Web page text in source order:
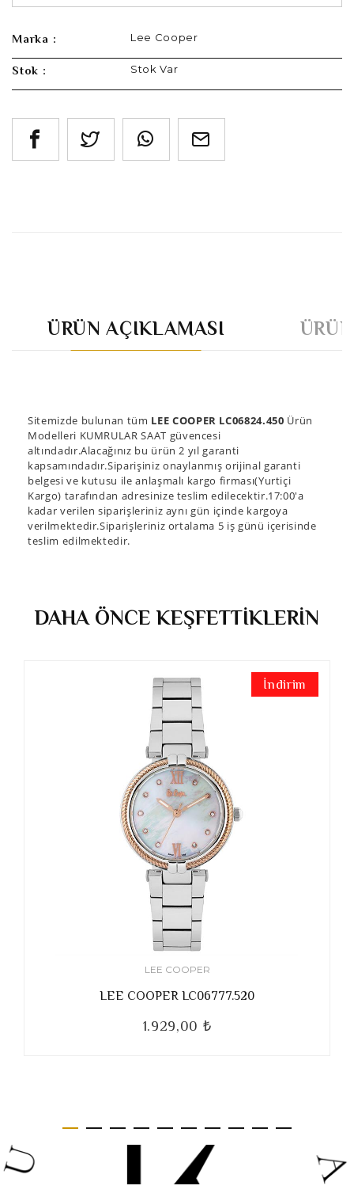
Marka : Lee Cooper
Stok : Stok Var
ÜRÜN AÇIKLAMASI
Sitemizde bulunan tüm LEE COOPER LC06824.450 Ürün
Modelleri KUMRULAR SAAT güvencesi
altındadır.Alacağınız bu ürün 2 yıl garanti
kapsamındadır.Siparişiniz onaylanmış orijinal garanti
belgesi ve kutusu ile anlaşmalı kargo firması(Yurtiçi
Kargo) tarafından adresinize teslim edilecektir.17:00'a
kadar verilen siparişleriniz aynı gün içinde kargoya
verilmektedir.Siparişleriniz ortalama 5 iş günü içerisinde
teslim edilmektedir.
DAHA ÖNCE KEŞFETTİKLERİN
İndirim
LEE COOPER
LEE COOPER LC06777.520
1.929,00 ₺